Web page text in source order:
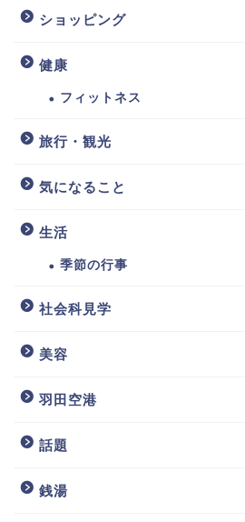
ショッピング
健康
フィットネス
旅行・観光
気になること
生活
季節の行事
社会科見学
美容
羽田空港
話題
銭湯